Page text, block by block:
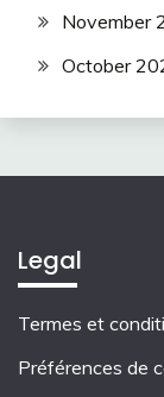
November
October
Legal
Termes et
Préférences de